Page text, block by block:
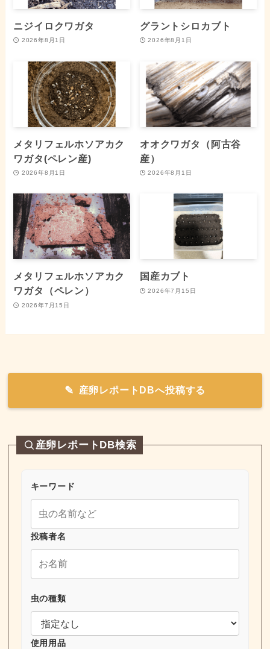
ニジイロクワガタ
2026年8月1日
グラントシロカブト
2026年8月1日
メタリフェルホソアカク
ワガタ(ペレン産)
2026年8月1日
オオクワガタ（阿古谷
産）
2026年8月1日
メタリフェルホソアカク
ワガタ（ペレン）
2026年7月15日
国産カブト
2026年7月15日
産卵レポートDBへ投稿する
産卵レポートDB検索
キーワード
投稿者名
虫の種類
使用用品